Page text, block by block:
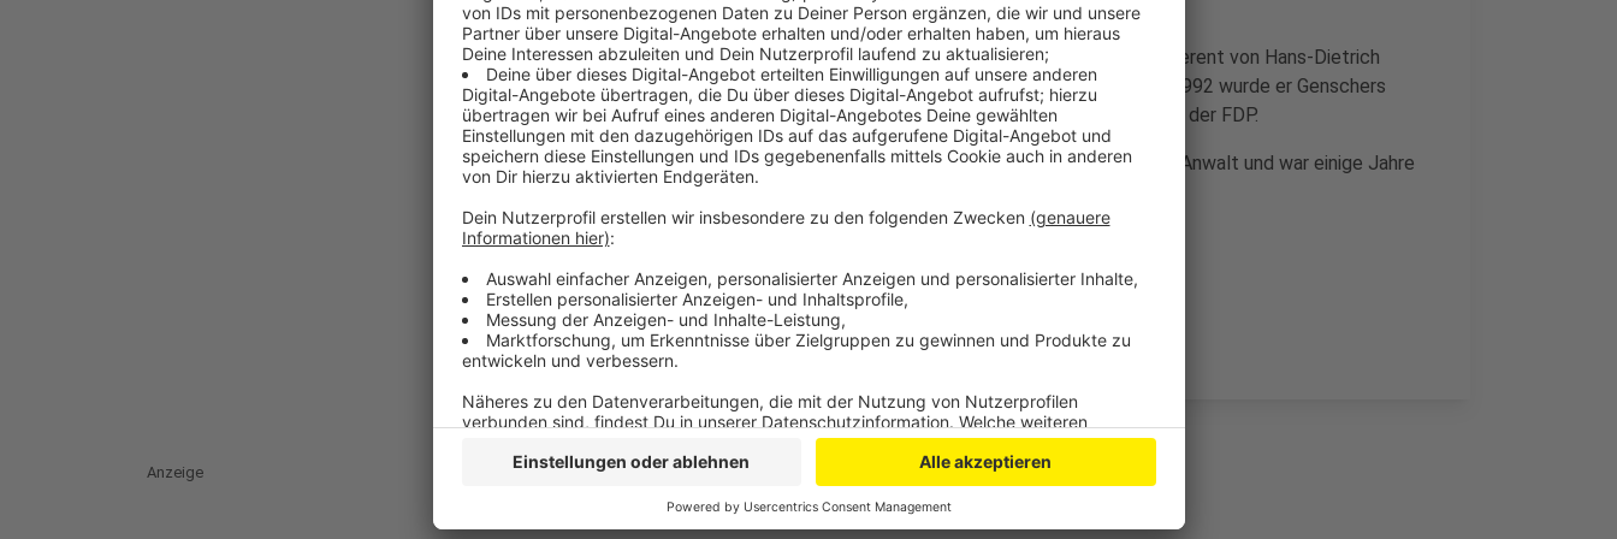
Kinkel begann seine Karriere als Beamter, wurde persönlicher Referent von Hans-Dietrich
Genscher und schließlich Chef des Bundesnachrichtendienstes. 1992 wurde er Genschers
Nachfolger als Bundesaußenminister und schließlich Vorsitzender der FDP.
2002 beendete Kinkel seine Karriere im Bundestag, arbeitete als Anwalt und war einige Jahre
Vorsitzender der Telekom-Stiftung in Bonn.
Anzeige
Anzeige